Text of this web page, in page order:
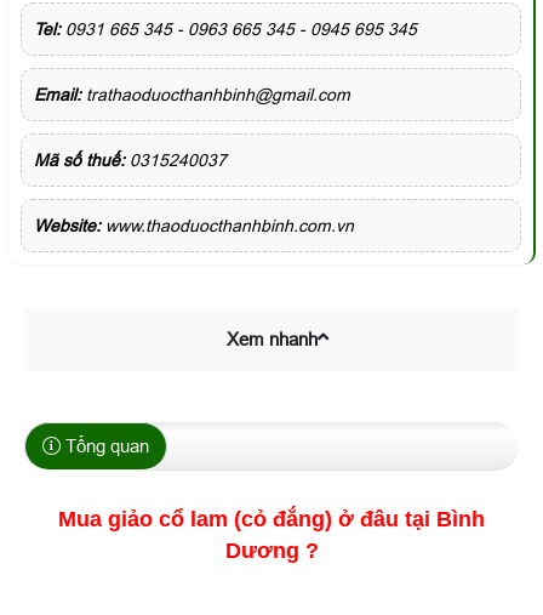
Tel:0931 665 345 - 0963 665 345 - 0945 695 345
Email:trathaoduocthanhbinh@gmail.com
Mã số thuế: 0315240037
Website:www.thaoduocthanhbinh.com.vn
Xem nhanh
Tổng quan
Mua giảo cổ lam (cỏ đắng) ở đâu tại Bình
Dương ?